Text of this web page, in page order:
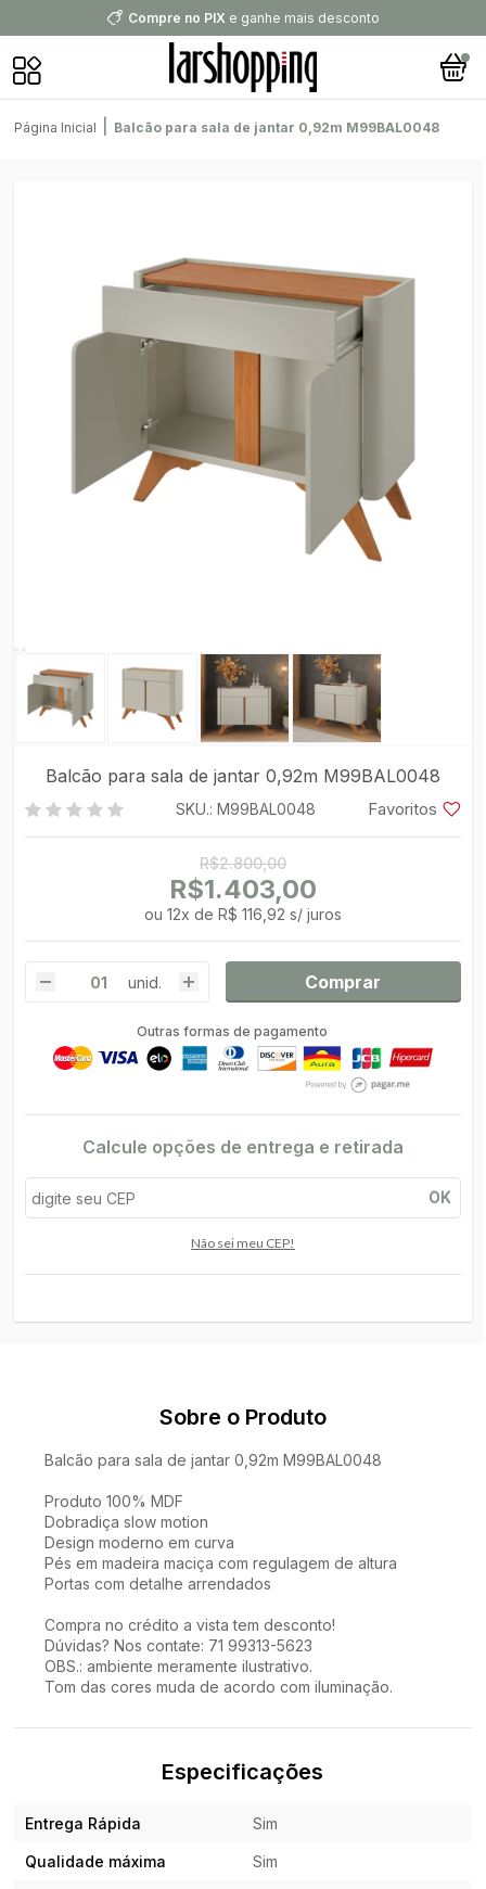
Compre no PIX e ganhe mais desconto
Página Inicial Balcão para sala de jantar 0,92m M99BAL0048
Balcão para sala de jantar 0,92m M99BAL0048
SKU.: M99BAL0048 Favoritos
R$2.800,00
R$1.403,00
ou 12x de R$ 116,92 s/ juros
unid. Comprar
Outras formas de pagamento
Calcule opções de entrega e retirada
OK
Não sei meu CEP!
Sobre o Produto
Balcão para sala de jantar 0,92m M99BAL0048
Produto 100% MDF
Dobradiça slow motion
Design moderno em curva
Pés em madeira maciça com regulagem de altura
Portas com detalhe arrendados
Compra no crédito a vista tem desconto!
Dúvidas? Nos contate: 71 99313-5623
OBS.: ambiente meramente ilustrativo.
Tom das cores muda de acordo com iluminação.
Especificações
Entrega Rápida Sim
Qualidade máxima Sim